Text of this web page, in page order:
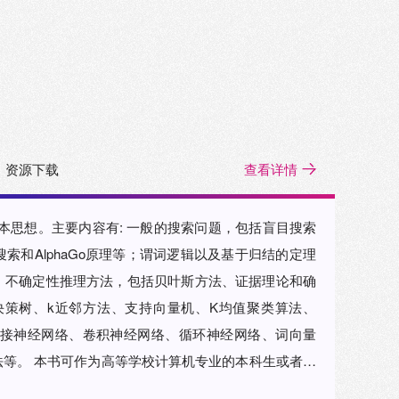
资源下载 查看详情
思想。主要内容有: 一般的搜索问题，包括盲目搜索
和AlphaGo原理等；谓词逻辑以及基于归结的定理
确定性推理方法，包括贝叶斯方法、证据理论和确
树、k近邻方法、支持向量机、K均值聚类算法、
神经网络、卷积神经网络、循环神经网络、词向量
。 本书可作为高等学校计算机专业的本科生或者研